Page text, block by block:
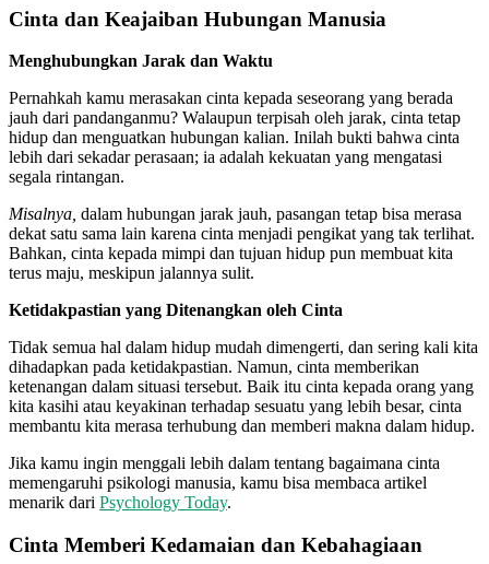
Cinta dan Keajaiban Hubungan Manusia
Menghubungkan Jarak dan Waktu
Pernahkah kamu merasakan cinta kepada seseorang yang berada
jauh dari pandanganmu? Walaupun terpisah oleh jarak, cinta tetap
hidup dan menguatkan hubungan kalian. Inilah bukti bahwa cinta
lebih dari sekadar perasaan; ia adalah kekuatan yang mengatasi
segala rintangan.
Misalnya, dalam hubungan jarak jauh, pasangan tetap bisa merasa
dekat satu sama lain karena cinta menjadi pengikat yang tak terlihat.
Bahkan, cinta kepada mimpi dan tujuan hidup pun membuat kita
terus maju, meskipun jalannya sulit.
Ketidakpastian yang Ditenangkan oleh Cinta
Tidak semua hal dalam hidup mudah dimengerti, dan sering kali kita
dihadapkan pada ketidakpastian. Namun, cinta memberikan
ketenangan dalam situasi tersebut. Baik itu cinta kepada orang yang
kita kasihi atau keyakinan terhadap sesuatu yang lebih besar, cinta
membantu kita merasa terhubung dan memberi makna dalam hidup.
Jika kamu ingin menggali lebih dalam tentang bagaimana cinta
memengaruhi psikologi manusia, kamu bisa membaca artikel
menarik dari Psychology Today.
Cinta Memberi Kedamaian dan Kebahagiaan